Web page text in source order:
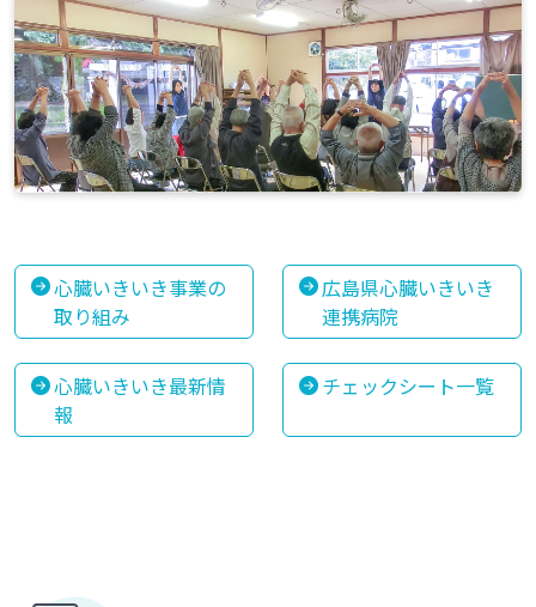
g
a
t
i
o
n
心臓いきいき事業の
取り組み
広島県心臓いきいき
連携病院
心臓いきいき最新情
報
チェックシート一覧